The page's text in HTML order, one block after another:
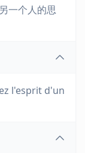
一个人的思
l'esprit d'un